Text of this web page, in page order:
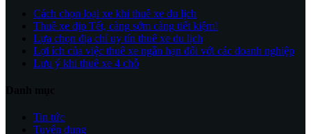
Cách chọn loại xe khi thuê xe du lịch
Thuê xe dịp Tết, càng sớm càng tiết kiệm!
Lựa chọn địa chỉ uy tín thuê xe du lịch
Lợi ích của việc thuê xe ngắn hạn đối với các doanh nghiệp
Lưu ý khi thuê xe 4 chỗ
Tin tức
Tuyển dụng